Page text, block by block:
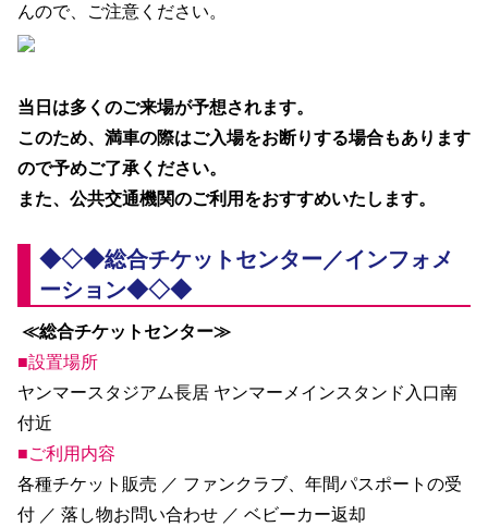
んので、ご注意ください。
当日は多くのご来場が予想されます。
このため、満車の際はご入場をお断りする場合もあります
ので予めご了承ください。
また、公共交通機関のご利用をおすすめいたします。
◆◇◆総合チケットセンター／インフォメ
ーション◆◇◆
≪総合チケットセンター≫
■設置場所
ヤンマースタジアム長居 ヤンマーメインスタンド入口南
付近
■ご利用内容
各種チケット販売 ／ ファンクラブ、年間パスポートの受
付 ／ 落し物お問い合わせ ／ ベビーカー返却